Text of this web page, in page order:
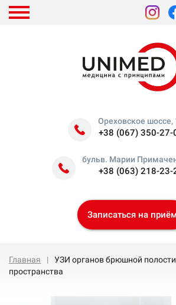
Ореховское шоссе,
+38 (067) 350-27-
бульв. Марии
+38 (063) 218-23-
Записаться на
Главная
УЗИ органов брюшной
пространства